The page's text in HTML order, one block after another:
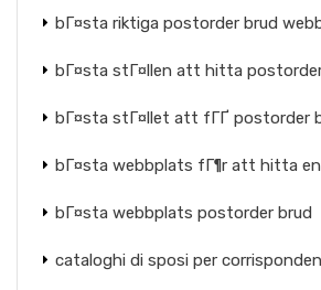
bГ¤sta riktiga postorder brud
bГ¤sta stГ¤llen att hitta
bГ¤sta stГ¤llet att fГҐ postorder
bГ¤sta webbplats fГ¶r att hitta
bГ¤sta webbplats postorder brud
cataloghi di sposi per